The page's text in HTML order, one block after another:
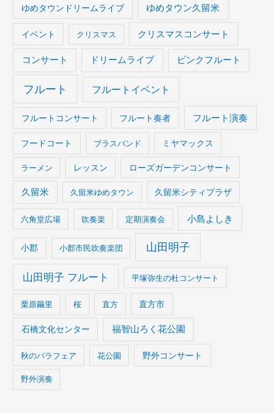
ゆめタウンドリームライブ ゆめタウン久留米
イベント クリスマス クリスマスコンサート
コンサート ドリームライブ ピンクフルート
フルート フルートイベント
フルートコンサート フルート奏者 フルート演奏
フードコート ブラスバンド ミヤマックス
ラーメン レッスン ローズガーデンコンサート
久留米 久留米ゆめタウン 久留米シティプラザ
六角堂広場 吹奏楽 定期演奏会 小島よしき
小郡 小郡市民吹奏楽団 山田明子
山田明子 フルート 平塚弥生の杜コンサート
栗原繭里 桜 直方 直方市
石橋文化センター 福智山ろく花公園
秋のバラフェア 花公園 野外コンサート
野外演奏